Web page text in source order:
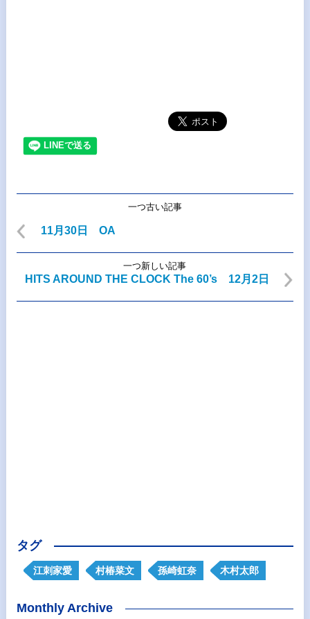
一つ古い記事
11月30日 OA
一つ新しい記事
HITS AROUND THE CLOCK The 60’s 12月2日
タグ
江刺家愛 村椿菜文 孫崎虹奈 木村太郎
Monthly Archive